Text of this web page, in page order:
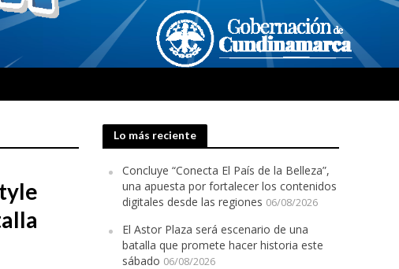
Lo más reciente
Concluye “Conecta El País de la Belleza”,
una apuesta por fortalecer los contenidos
digitales desde las regiones 06/08/2026
El Astor Plaza será escenario de una
batalla que promete hacer historia este
sábado 06/08/2026